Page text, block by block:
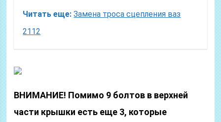
Читать еще: Замена троса сцепления ваз
2112
ВНИМАНИЕ! Помимо 9 болтов в верхней
части крышки есть еще 3, которые